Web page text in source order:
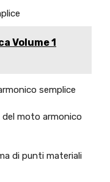
Volume 1
semplice
del moto armonico
di punti materiali